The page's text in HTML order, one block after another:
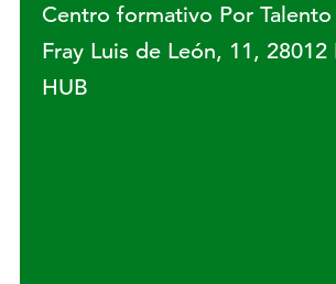
Centro formativo Por
Fray Luis de León, 11, 28012
HUB